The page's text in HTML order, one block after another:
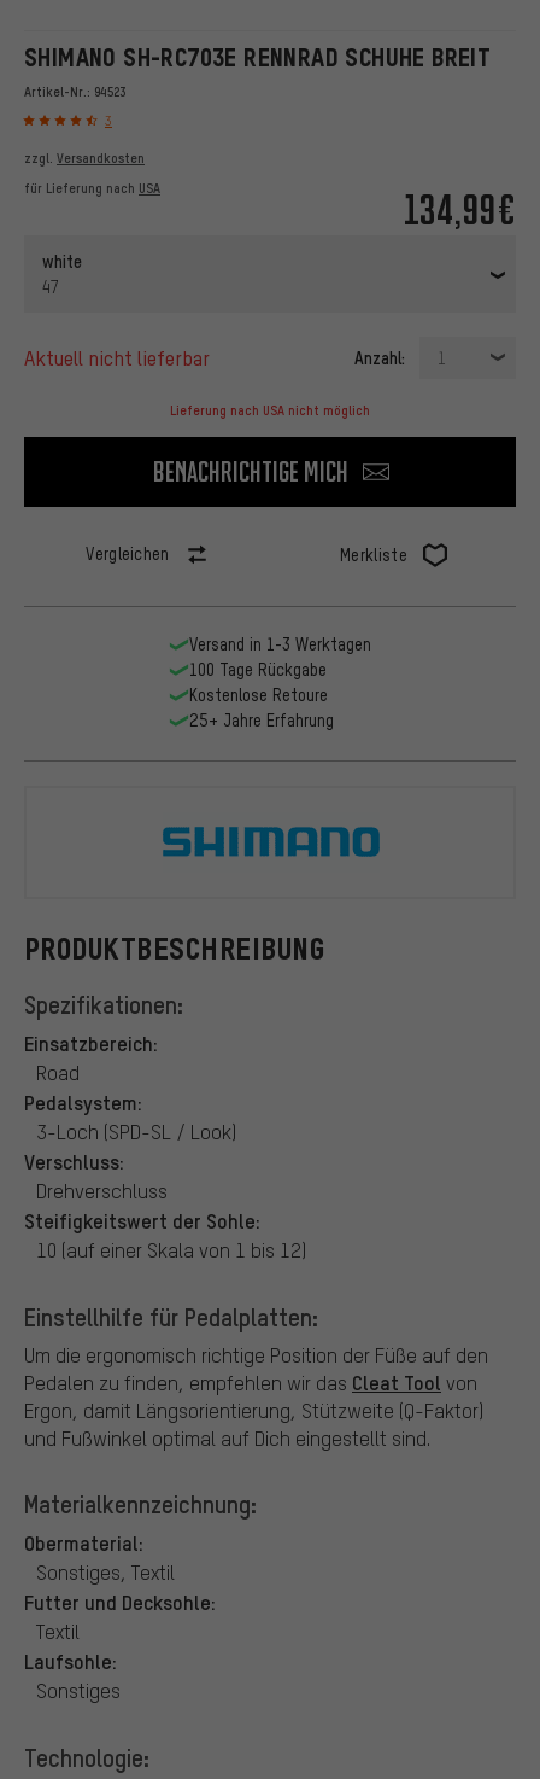
SHIMANO SH-RC703E RENNRAD SCHUHE BREIT
Artikel-Nr.: 94523
3
134,99€
zzgl. Versandkosten
für Lieferung nach USA
white
47
aktuell nicht lieferbar Anzahl: 1
Lieferung nach USA nicht möglich
Benachrichtige mich
Vergleichen Merkliste
PRODUKTBESCHREIBUNG
Spezifikationen:
Einsatzbereich:
Road
Pedalsystem:
3-Loch (SPD-SL / Look)
Verschluss:
Drehverschluss
Steifigkeitswert der Sohle:
10 (auf einer Skala von 1 bis 12)
Einstellhilfe für Pedalplatten:
Um die ergonomisch richtige Position der Füße auf den
Pedalen zu finden, empfehlen wir das Cleat Tool von
Ergon, damit Längsorientierung, Stützweite (Q-Faktor)
und Fußwinkel optimal auf Dich eingestellt sind.
Materialkennzeichnung:
Obermaterial:
Sonstiges, Textil
Futter und Decksohle:
Textil
Laufsohle:
Sonstiges
Technologie:
Versand in 1-3 Werktagen
100 Tage Rückgabe
Kostenlose Retoure
25+ Jahre Erfahrung
Shimano